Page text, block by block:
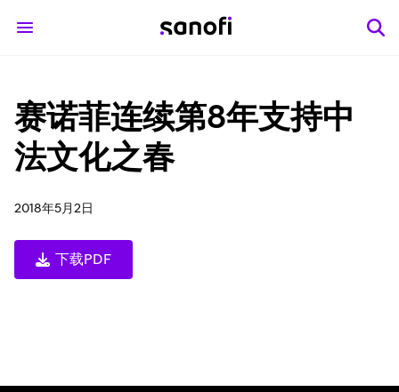
赛诺菲连续第8年支持中
法文化之春
2018年5月2日
下载PDF